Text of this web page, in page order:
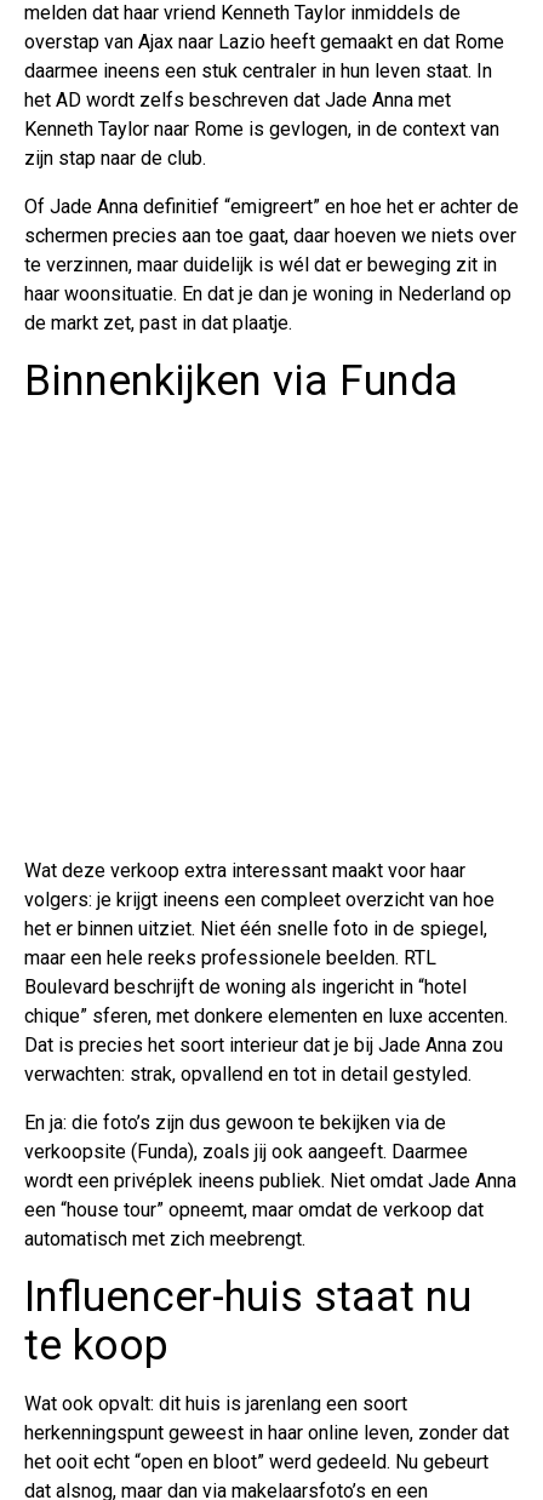
melden dat haar vriend Kenneth Taylor inmiddels de
overstap van Ajax naar Lazio heeft gemaakt en dat Rome
daarmee ineens een stuk centraler in hun leven staat. In
het AD wordt zelfs beschreven dat Jade Anna met
Kenneth Taylor naar Rome is gevlogen, in de context van
zijn stap naar de club.
Of Jade Anna definitief “emigreert” en hoe het er achter de
schermen precies aan toe gaat, daar hoeven we niets over
te verzinnen, maar duidelijk is wél dat er beweging zit in
haar woonsituatie. En dat je dan je woning in Nederland op
de markt zet, past in dat plaatje.
Binnenkijken via Funda
Wat deze verkoop extra interessant maakt voor haar
volgers: je krijgt ineens een compleet overzicht van hoe
het er binnen uitziet. Niet één snelle foto in de spiegel,
maar een hele reeks professionele beelden. RTL
Boulevard beschrijft de woning als ingericht in “hotel
chique” sferen, met donkere elementen en luxe accenten.
Dat is precies het soort interieur dat je bij Jade Anna zou
verwachten: strak, opvallend en tot in detail gestyled.
En ja: die foto’s zijn dus gewoon te bekijken via de
verkoopsite (Funda), zoals jij ook aangeeft. Daarmee
wordt een privéplek ineens publiek. Niet omdat Jade Anna
een “house tour” opneemt, maar omdat de verkoop dat
automatisch met zich meebrengt.
Influencer-huis staat nu
te koop
Wat ook opvalt: dit huis is jarenlang een soort
herkenningspunt geweest in haar online leven, zonder dat
het ooit echt “open en bloot” werd gedeeld. Nu gebeurt
dat alsnog, maar dan via makelaarsfoto’s en een